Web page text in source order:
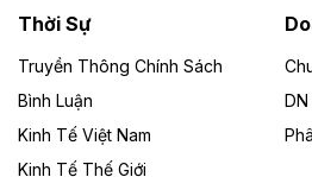
- Bu Prăng. Dự án dài khoảng
tư dự kiến 26.000 tỷ đồng.
Theo baodautu.vn
Cà Mau chấp thuận chủ
án khu chợ và nhà ở nông
đồng
Thời Sự
Truyền Thông Chính Sách
Bình Luận
Kinh Tế Việt Nam
Kinh Tế Thế Giới